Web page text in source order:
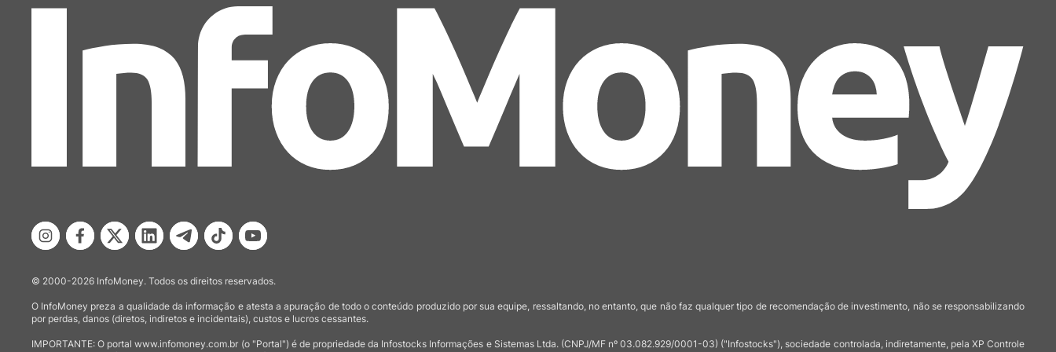
© 2000-2026 InfoMoney. Todos os direitos reservados.
O InfoMoney preza a qualidade da informação e atesta a apuração de todo o conteúdo produzido por sua equipe, ressaltando, no entanto, que não faz qualquer tipo de recomendação de investimento, não se responsabilizando
por perdas, danos (diretos, indiretos e incidentais), custos e lucros cessantes.
IMPORTANTE: O portal www.infomoney.com.br (o "Portal") é de propriedade da Infostocks Informações e Sistemas Ltda. (CNPJ/MF nº 03.082.929/0001-03) ("Infostocks"), sociedade controlada, indiretamente, pela XP Controle